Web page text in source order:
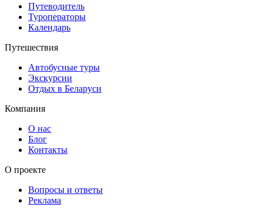
Путеводитель
Туроператоры
Календарь
Путешествия
Автобусные туры
Экскурсии
Отдых в Беларуси
Компания
О нас
Блог
Контакты
О проекте
Вопросы и ответы
Реклама